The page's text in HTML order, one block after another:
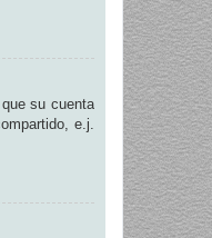
su cuenta
e.j.